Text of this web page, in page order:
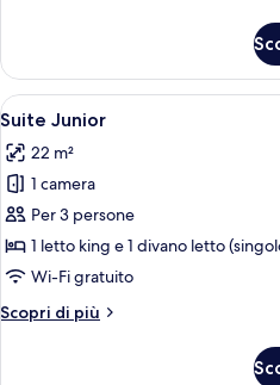
Comfort,
vista
giardino
Apri
tutte
le
foto
per
Suite
Junior
37
Suite Junior
22 m²
1 camera
Per 3 persone
1 letto king e 1 divano letto
Wi-Fi gratuito
Scopri di più
Altri